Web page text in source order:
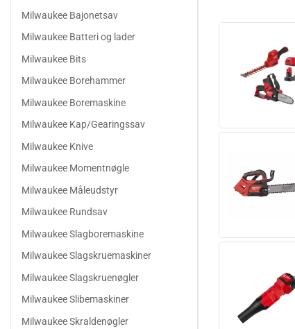
Milwaukee Bajonetsav
Milwaukee Batteri og lader
Milwaukee Bits
Milwaukee Borehammer
Milwaukee Boremaskine
Milwaukee Kap/Gearingssav
Milwaukee Knive
Milwaukee Momentnøgle
Milwaukee Måleudstyr
Milwaukee Rundsav
Milwaukee Slagboremaskine
Milwaukee Slagskruemaskiner
Milwaukee Slagskruenøgler
Milwaukee Slibemaskiner
Milwaukee Skraldenøgler